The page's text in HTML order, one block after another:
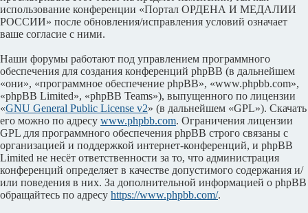
использование конференции «Портал ОРДЕНА И МЕДАЛИИ
РОССИИ» после обновления/исправления условий означает
ваше согласие с ними.
Наши форумы работают под управлением программного
обеспечения для создания конференций phpBB (в дальнейшем
«они», «программное обеспечение phpBB», «www.phpbb.com»,
«phpBB Limited», «phpBB Teams»), выпущенного по лицензии
«GNU General Public License v2» (в дальнейшем «GPL»). Скачать
его можно по адресу www.phpbb.com. Ограничения лицензии
GPL для программного обеспечения phpBB строго связаны с
организацией и поддержкой интернет-конференций, и phpBB
Limited не несёт ответственности за то, что администрация
конференций определяет в качестве допустимого содержания и/
или поведения в них. За дополнительной информацией о phpBB
обращайтесь по адресу https://www.phpbb.com/.